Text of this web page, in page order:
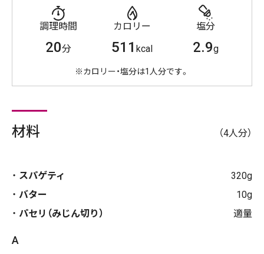
調理時間
20分
カロリー
511 kcal
塩分
2.9g
※カロリー・塩分は1人分です。
材料 （4人分）
スパゲティ
320g
バター
10g
パセリ（みじん切り）
適量
A